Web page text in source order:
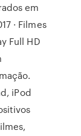
em
· Filmes
Full HD
iPod